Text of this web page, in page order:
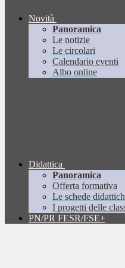
Novità
Panoramica
Le notizie
Le circolari
Calendario eventi
Albo online
Didattica
Panoramica
Offerta formativa
Le schede
I progetti delle
PN/PR FESR/FSE+